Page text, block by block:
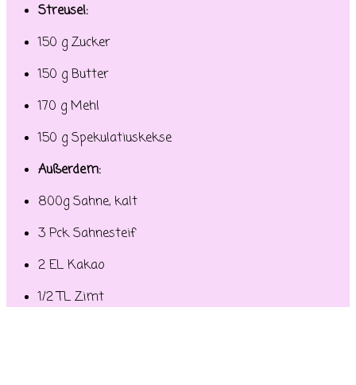
Streusel:
150 g Zucker
150 g Butter
170 g Mehl
150 g Spekulatiuskekse
Außerdem:
800g Sahne, kalt
3 Pck Sahnesteif
2 EL Kakao
1/2 TL Zimt